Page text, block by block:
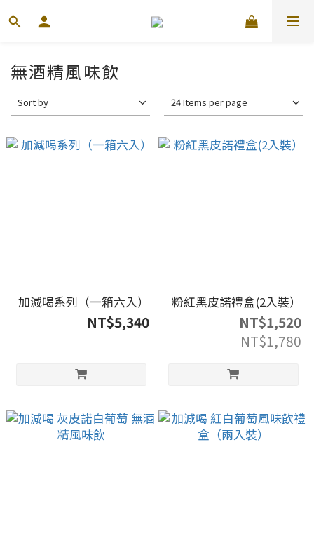
無酒精風味飲
Sort by 24 Items per page
加減喝系列（一箱六入）
NT$5,340
粉紅黑皮諾禮盒(2入裝）
NT$1,520
NT$1,780